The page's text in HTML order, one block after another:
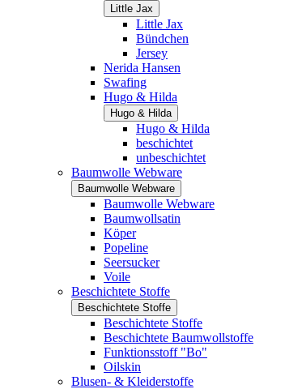
Little Jax
Little Jax
Bündchen
Jersey
Nerida Hansen
Swafing
Hugo & Hilda
Hugo & Hilda
Hugo & Hilda
beschichtet
unbeschichtet
Baumwolle Webware
Baumwolle Webware
Baumwolle Webware
Baumwollsatin
Köper
Popeline
Seersucker
Voile
Beschichtete Stoffe
Beschichtete Stoffe
Beschichtete Stoffe
Beschichtete Baumwollstoffe
Funktionsstoff "Bo"
Oilskin
Blusen- & Kleiderstoffe